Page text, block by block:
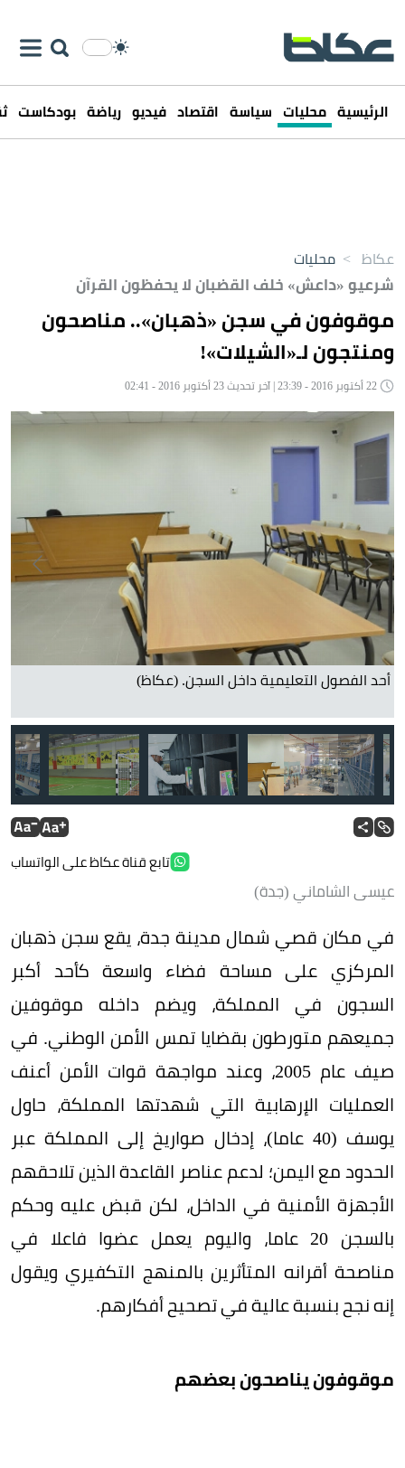
الرئيسية محليات سياسة اقتصاد فيديو رياضة بودكاست
عكاظ > محليات
شرعيو «داعش» خلف القضبان لا يحفظون القرآن
موقوفون في سجن «ذهبان».. مناصحون
ومنتجون لـ«الشيلات»!
أحد الفصول التعليمية داخل السجن. (عكاظ)
تابع قناة عكاظ على الواتساب
عيسى الشاماني (جدة)
في مكان قصي شمال مدينة جدة، يقع سجن ذهبان
المركزي على مساحة فضاء واسعة كأحد أكبر
السجون في المملكة، ويضم داخله موقوفين
جميعهم متورطون بقضايا تمس الأمن الوطني. في
صيف عام 2005، وعند مواجهة قوات الأمن أعنف
العمليات الإرهابية التي شهدتها المملكة، حاول
يوسف (40 عاما)، إدخال صواريخ إلى المملكة عبر
الحدود مع اليمن؛ لدعم عناصر القاعدة الذين تلاحقهم
الأجهزة الأمنية في الداخل، لكن قبض عليه وحكم
بالسجن 20 عاما، واليوم يعمل عضوا فاعلا في
مناصحة أقرانه المتأثرين بالمنهج التكفيري ويقول
إنه نجح بنسبة عالية في تصحيح أفكارهم.
موقوفون يناصحون بعضهم